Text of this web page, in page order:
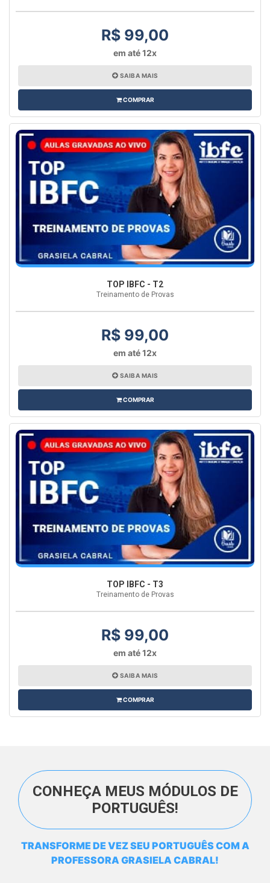
R$ 99,00
em até 12x
SAIBA MAIS
COMPRAR
TOP IBFC - T2
Treinamento de Provas
R$ 99,00
em até 12x
SAIBA MAIS
COMPRAR
TOP IBFC - T3
Treinamento de Provas
R$ 99,00
em até 12x
SAIBA MAIS
COMPRAR
CONHEÇA MEUS MÓDULOS DE
PORTUGUÊS!
TRANSFORME DE VEZ SEU PORTUGUÊS COM A
PROFESSORA GRASIELA CABRAL!